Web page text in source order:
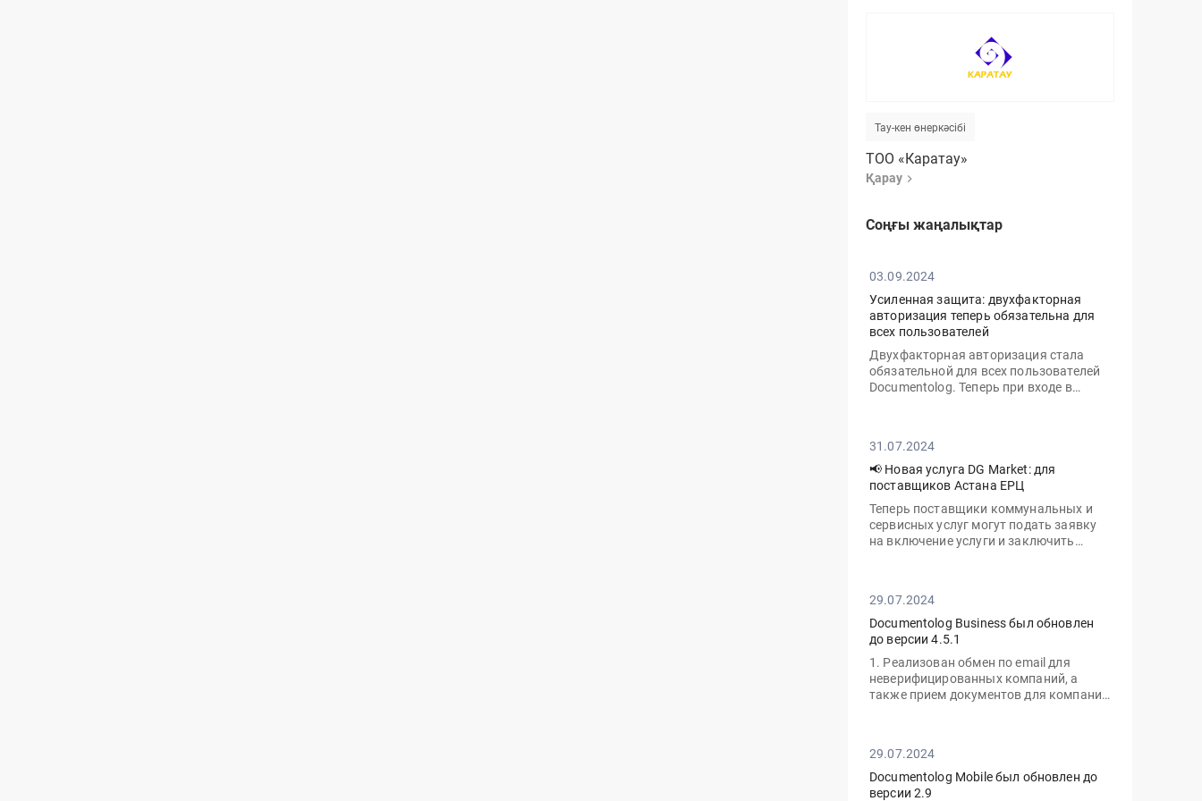
Тау-кен өнеркәсібі
ТОО «Каратау»
Қарау
Соңғы жаңалықтар
03.09.2024
Усиленная защита: двухфакторная
авторизация теперь обязательна для
всех пользователей
Двухфакторная авторизация стала
обязательной для всех пользователей
Documentolog. Теперь при входе в
отправленный на электронную почту
31.07.2024
📢 Новая услуга DG Market: для
поставщиков Астана ЕРЦ
Теперь поставщики коммунальных и
сервисных услуг могут подать заявку
на включение услуги и заключить
29.07.2024
Documentolog Business был обновлен
до версии 4.5.1
1. Реализован обмен по email для
неверифицированных компаний, а
также прием документов для компаний
29.07.2024
Documentolog Mobile был обновлен до
версии 2.9